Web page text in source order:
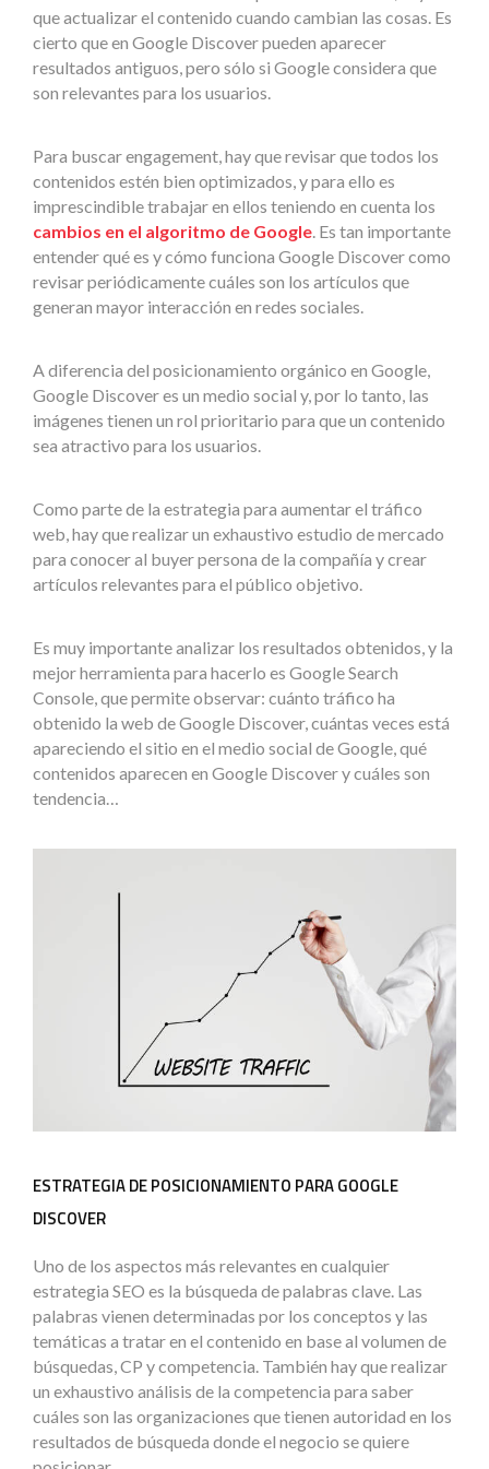
que actualizar el contenido cuando cambian las cosas. Es
cierto que en Google Discover pueden aparecer
resultados antiguos, pero sólo si Google considera que
son relevantes para los usuarios.
Para buscar engagement, hay que revisar que todos los
contenidos estén bien optimizados, y para ello es
imprescindible trabajar en ellos teniendo en cuenta los
cambios en el algoritmo de Google. Es tan importante
entender qué es y cómo funciona Google Discover como
revisar periódicamente cuáles son los artículos que
generan mayor interacción en redes sociales.
A diferencia del posicionamiento orgánico en Google,
Google Discover es un medio social y, por lo tanto, las
imágenes tienen un rol prioritario para que un contenido
sea atractivo para los usuarios.
Como parte de la estrategia para aumentar el tráfico
web, hay que realizar un exhaustivo estudio de mercado
para conocer al buyer persona de la compañía y crear
artículos relevantes para el público objetivo.
Es muy importante analizar los resultados obtenidos, y la
mejor herramienta para hacerlo es Google Search
Console, que permite observar: cuánto tráfico ha
obtenido la web de Google Discover, cuántas veces está
apareciendo el sitio en el medio social de Google, qué
contenidos aparecen en Google Discover y cuáles son
tendencia…
ESTRATEGIA DE POSICIONAMIENTO PARA GOOGLE
DISCOVER
Uno de los aspectos más relevantes en cualquier
estrategia SEO es la búsqueda de palabras clave. Las
palabras vienen determinadas por los conceptos y las
temáticas a tratar en el contenido en base al volumen de
búsquedas, CP y competencia. También hay que realizar
un exhaustivo análisis de la competencia para saber
cuáles son las organizaciones que tienen autoridad en los
resultados de búsqueda donde el negocio se quiere